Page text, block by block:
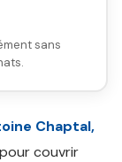
sans
Chaptal,
couvrir